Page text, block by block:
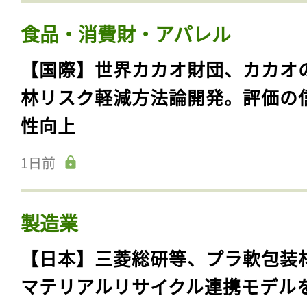
食品・消費財・アパレル
【国際】世界カカオ財団、カカオ
林リスク軽減方法論開発。評価の
性向上
1日前
製造業
【日本】三菱総研等、プラ軟包装
マテリアルリサイクル連携モデル